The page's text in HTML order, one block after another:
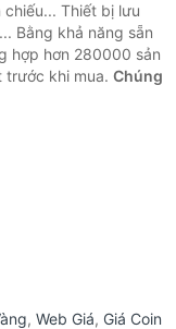
Thiết bị lưu
Bằng khả năng sẵn
hợp hơn 280000 sản
trước khi mua. Chúng
, Web Giá, Giá Coin